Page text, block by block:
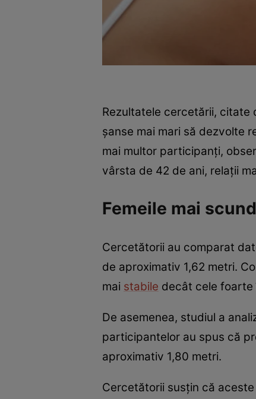
Rezultatele cercetării, citate
șanse mai mari să dezvolte
mai multor participanți,
vârsta de 42 de ani, relații
Femeile mai
Cercetătorii au comparat
de aproximativ 1,62 metri.
mai stabile decât cele foarte
De asemenea, studiul a
participantelor au spus că
aproximativ 1,80 metri.
Cercetătorii susțin că